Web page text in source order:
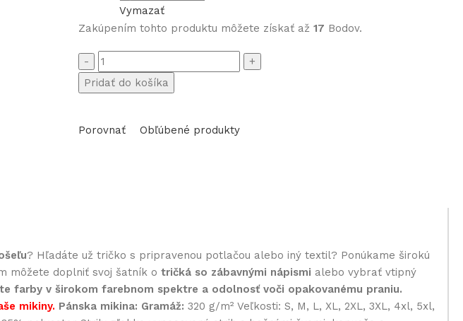
Vymazať
Zakúpením tohto produktu môžete získať až 17 Bodov.
množstvo
Polokošeľa
potlačou
Pridať do košíka
Porovnať Obľúbené produkty
? Hľadáte už tričko s pripravenou potlačou alebo iný textil? Ponúkame širokú
môžete doplniť svoj šatník o tričká so zábavnými nápismi alebo vybrať vtipný
farby v širokom farebnom spektre a odolnosť voči opakovanému praniu.
mikiny. Pánska mikina: Gramáž: 320 g/m² Veľkosti: S, M, L, XL, 2XL, 3XL, 4xl, 5xl,